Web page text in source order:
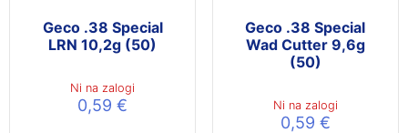
Geco .38 Special
LRN 10,2g (50)
Ni na zalogi
0,59€
Geco .38 Special
Wad Cutter 9,6g
(50)
Ni na zalogi
0,59 €